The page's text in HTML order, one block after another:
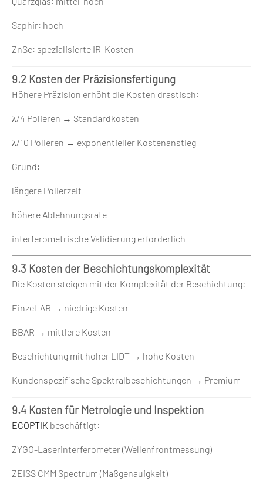
Saphir: hoch
ZnSe: spezialisierte IR-Kosten
9.2 Kosten der Präzisionsfertigung
Höhere Präzision erhöht die Kosten drastisch:
λ/4 Polieren → Standardkosten
λ/10 Polieren → exponentieller Kostenanstieg
Grund:
längere Polierzeit
höhere Ablehnungsrate
interferometrische Validierung erforderlich
9.3 Kosten der Beschichtungskomplexität
Die Kosten steigen mit der Komplexität der Beschichtung:
Einzel-AR → niedrige Kosten
BBAR → mittlere Kosten
Beschichtung mit hoher LIDT → hohe Kosten
Kundenspezifische Spektralbeschichtungen → Premium
9.4 Kosten für Metrologie und Inspektion
ECOPTIK beschäftigt:
ZYGO-Laserinterferometer (Wellenfrontmessung)
ZEISS CMM Spectrum (Maßgenauigkeit)